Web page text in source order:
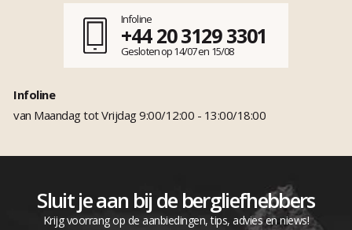
Infoline
+44 20 3129 3301
Gesloten op 14/07 en 15/08
Infoline
van Maandag tot Vrijdag 9:00/12:00 - 13:00/18:00
Sluit je aan bij de bergliefhebbers
Krijg voorrang op de aanbiedingen, tips, advies en niews!